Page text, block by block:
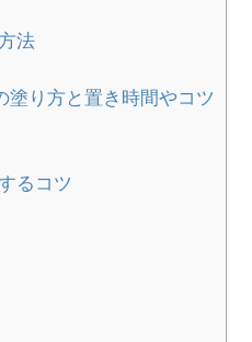
法
塗り方と置き時間やコツ
るコツ